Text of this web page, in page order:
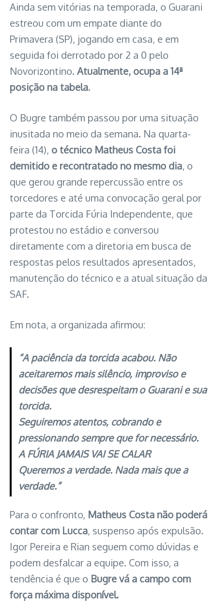
Ainda sem vitórias na temporada, o Guarani
estreou com um empate diante do
Primavera (SP), jogando em casa, e em
seguida foi derrotado por 2 a 0 pelo
Novorizontino. Atualmente, ocupa a 14ª
posição na tabela.
O Bugre também passou por uma situação
inusitada no meio da semana. Na quarta-
feira (14), o técnico Matheus Costa foi
demitido e recontratado no mesmo dia, o
que gerou grande repercussão entre os
torcedores e até uma convocação geral por
parte da Torcida Fúria Independente, que
protestou no estádio e conversou
diretamente com a diretoria em busca de
respostas pelos resultados apresentados,
manutenção do técnico e a atual situação da
SAF.
Em nota, a organizada afirmou:
“A paciência da torcida acabou. Não
aceitaremos mais silêncio, improviso e
decisões que desrespeitam o Guarani e sua
torcida.
Seguiremos atentos, cobrando e
pressionando sempre que for necessário.
A FÚRIA JAMAIS VAI SE CALAR
Queremos a verdade. Nada mais que a
verdade.”
Para o confronto, Matheus Costa não poderá
contar com Lucca, suspenso após expulsão.
Igor Pereira e Rian seguem como dúvidas e
podem desfalcar a equipe. Com isso, a
tendência é que o Bugre vá a campo com
força máxima disponível.